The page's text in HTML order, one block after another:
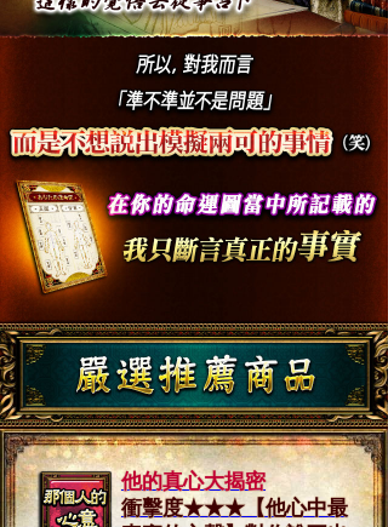
他的真心大揭密
衝擊度★★★【他心中最